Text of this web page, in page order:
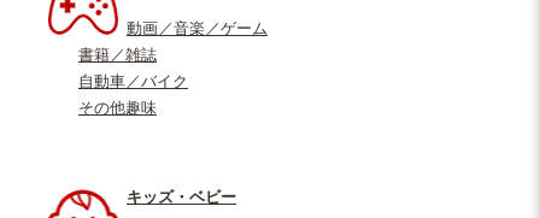
動画／音楽／ゲーム
書籍／雑誌
自動車／バイク
その他趣味
キッズ・ベビー